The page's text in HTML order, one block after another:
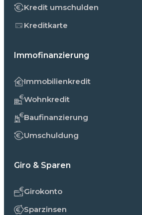
Kredit umschulden
Kreditkarte
Immofinanzierung
Immobilienkredit
Wohnkredit
Baufinanzierung
Umschuldung
Giro & Sparen
Girokonto
Sparzinsen